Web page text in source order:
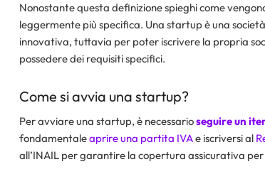
Nonostante questa definizione spieghi come
leggermente più specifica. Una startup è una
innovativa, tuttavia per poter iscrivere la propria
possedere dei requisiti specifici.
Come si avvia una startup?
Per avviare una startup, è necessarioseguire un
fondamentaleaprire una partita IVAe iscriversi al
all’INAIL per garantire la copertura assicurativa